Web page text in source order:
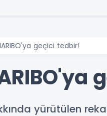
geçici tedbir!
yürütülen